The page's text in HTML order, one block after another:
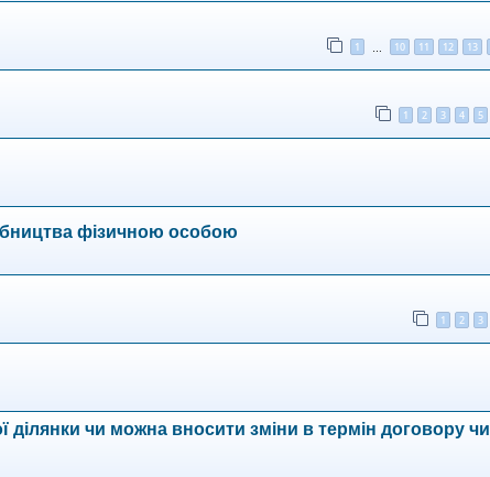
1 10 11 12 13
1 2 3 4 5
фізичною особою
1 2 3
ділянки чи можна вносити зміни в термін договору чи